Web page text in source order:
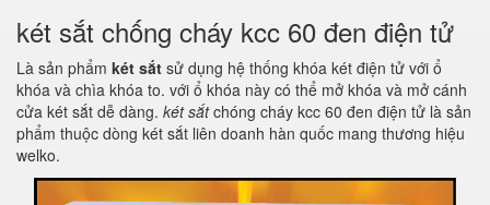
két sắt chống cháy kcc 60 đen điện tử
Là sản phẩm két sắt sử dụng hệ thống khóa két điện tử với ổ
khóa và chìa khóa to. với ổ khóa này có thể mở khóa và mở cánh
cửa két sắt dễ dàng. két sắtchóng cháy kcc 60 đen điện tử là sản
phẩm thuộc dòng két sắt liên doanh hàn quốc mang thương hiệu
welko.